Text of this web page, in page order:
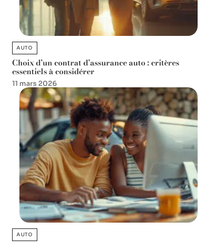
AUTO
Choix d’un contrat d’assurance auto : critères
essentiels à considérer
11 mars 2026
AUTO